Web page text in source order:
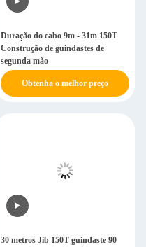
Duração do cabo 9m - 31m 150T
Construção de guindastes de
segunda mão
Obtenha o melhor preço
30 metros Jib 150T guindaste 90